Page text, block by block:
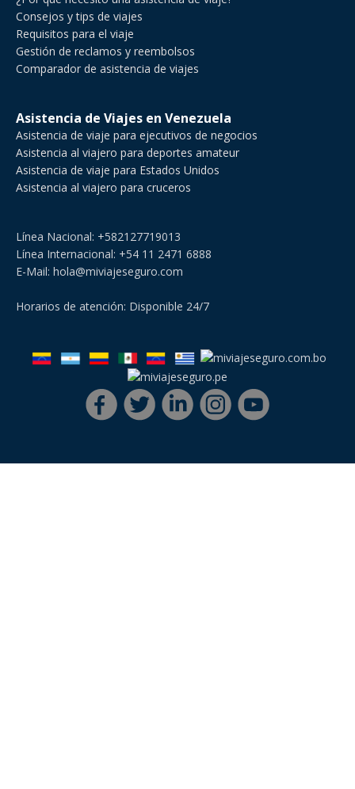
Consejos y tips de viajes
Requisitos para el viaje
Gestión de reclamos y reembolsos
Comparador de asistencia de viajes
Asistencia de Viajes en Venezuela
Asistencia de viaje para ejecutivos de negocios
Asistencia al viajero para deportes amateur
Asistencia de viaje para Estados Unidos
Asistencia al viajero para cruceros
Línea Nacional: +582127719013
Línea Internacional: +54 11 2471 6888
E-Mail: hola@miviajeseguro.com
Horarios de atención: Disponible 24/7